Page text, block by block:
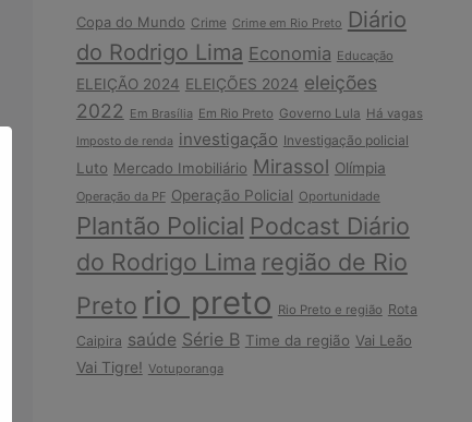
Copa do Mundo Crime Crime em Rio Preto Diário
do Rodrigo Lima Economia Educação
ELEIÇÃO 2024 ELEIÇÕES 2024 eleições
2022 Em Brasília Em Rio Preto Governo Lula Há vagas
Imposto de renda investigação Investigação policial
Luto Mercado Imobiliário Mirassol Olímpia
Operação da PF Operação Policial Oportunidade
Plantão Policial Podcast Diário
do Rodrigo Lima região de Rio
Preto rio preto Rio Preto e região Rota
Caipira saúde Série B Time da região Vai Leão
Vai Tigre! Votuporanga